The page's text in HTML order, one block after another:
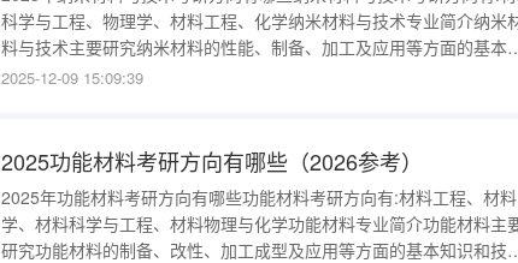
科学与工程、物理学、材料工程、化学纳米材料与技术专业简介纳米
料与技术主要研究纳米材料的性能、制备、加工及应用等方面的基本
识和技能，纳米材料包含纳米粉末、纳米纤维、纳米膜、纳米块体等。
管《纳米材料的基本
2025-12-09 15:09:39
2025功能材料考研方向有哪些（2026参考）
2025年功能材料考研方向有哪些功能材料考研方向有:材料工程、材料
学、材料科学与工程、材料物理与化学功能材料专业简介功能材料主
研究功能材料的制备、改性、加工成型及应用等方面的基本知识和技